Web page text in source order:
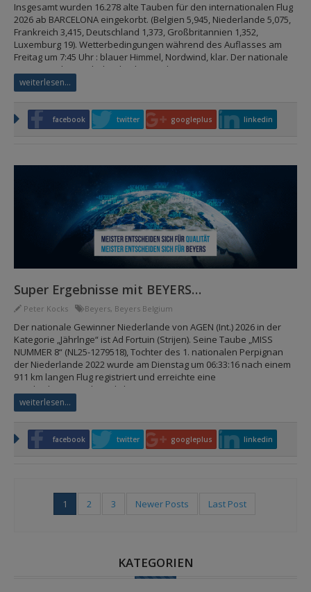
Insgesamt wurden 16.278 alte Tauben für den internationalen Flug
2026 ab BARCELONA eingekorbt. (Belgien 5,945, Niederlande 5,075,
Frankreich 3,415, Deutschland 1,373, Großbritannien 1,352,
Luxemburg 19). Wetterbedingungen während des Auflasses am
Freitag um 7:45 Uhr : blauer Himmel, Nordwind, klar. Der nationale
Gewinner der Niederlande ab Barcelona (Int.) 2026 in…
weiterlesen...
facebook twitter googleplus linkedin
Super Ergebnisse mit BEYERS…
Peter Kocks Beyers, Beyers Belgium
Der nationale Gewinner Niederlande von AGEN (Int.) 2026 in der
Kategorie „Jährlnge“ ist Ad Fortuin (Strijen). Seine Taube „MISS
NUMMER 8“ (NL25-1279518), Tochter des 1. nationalen Perpignan
der Niederlande 2022 wurde am Dienstag um 06:33:16 nach einem
911 km langen Flug registriert und erreichte eine
Durchschnittsgeschwindigkeit von 969,7 m/min.…
weiterlesen...
facebook twitter googleplus linkedin
1 (current)
2 3 Newer Posts Last Post
KATEGORIEN